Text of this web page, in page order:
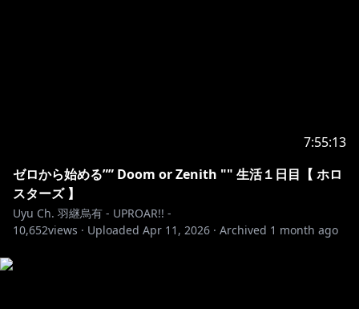
※ホロライブプロダクションから未成年の視聴者の方へ
[ カバー 未成年者の方々へ ] で検索してお読みいただく
か、
https://hololivepro.com/request-to-minors/
7:55:13
ゼロから始める”” Doom or Zenith "" 生活１日目【 ホロ
スターズ 】
Uyu Ch. 羽継烏有 - UPROAR!! -
10,652views · Uploaded Apr 11, 2026 · Archived 1 month ago